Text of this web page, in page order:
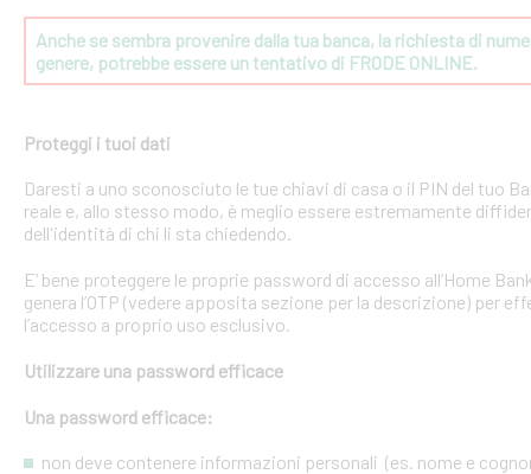
Anche se sembra provenire dalla tua banca, la richiesta di
genere, potrebbe essere un tentativo di FRODE ONLINE.
Proteggi i tuoi dati
Daresti a uno sconosciuto le tue chiavi di casa o il PIN del tuo
reale e, allo stesso modo, è meglio essere estremamente
dell'identità di chi li sta chiedendo.
E’ bene proteggere le proprie password di accesso all’Home
genera l’OTP (vedere apposita sezione per la descrizione) per
l’accesso a proprio uso esclusivo.
Utilizzare una password efficace
Una password efficace:
non deve contenere informazioni personali (es. nome e